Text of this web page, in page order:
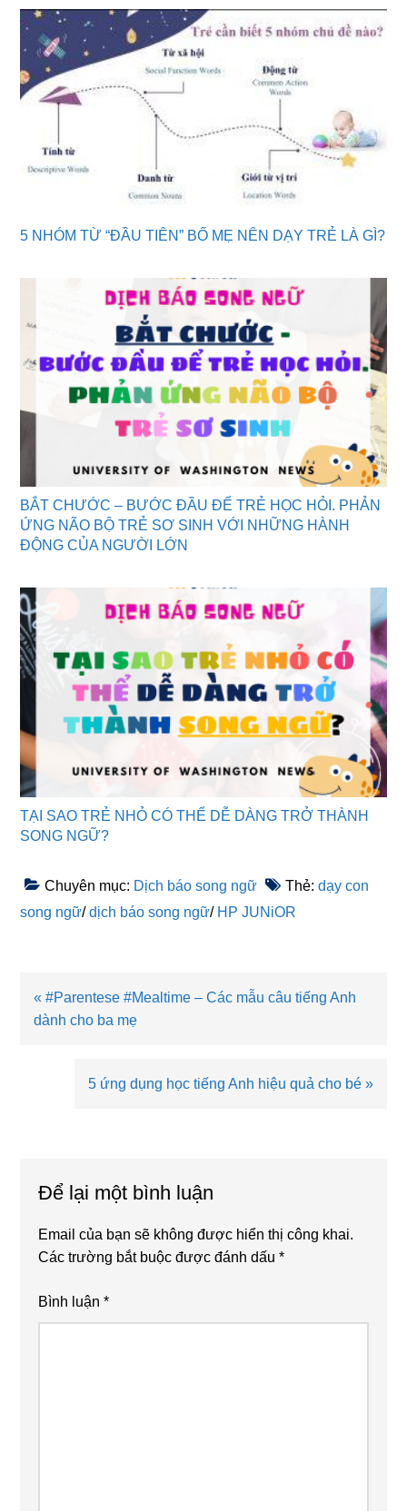
5 NHÓM TỪ “ĐẦU TIÊN” BỐ MẸ NÊN DẠY TRẺ LÀ GÌ?
BẮT CHƯỚC – BƯỚC ĐẦU ĐỂ TRẺ HỌC HỎI. PHẢN
ỨNG NÃO BỘ TRẺ SƠ SINH VỚI NHỮNG HÀNH
ĐỘNG CỦA NGƯỜI LỚN
TẠI SAO TRẺ NHỎ CÓ THỂ DỄ DÀNG TRỞ THÀNH
SONG NGỮ?
Chuyên mục: Dịch báo song ngữ Thẻ:dạy con
song ngữ/dịch báo song ngữ/ HP JUNiOR
Bài
viết
« #Parentese #Mealtime – Các mẫu câu tiếng Anh
dành cho ba mẹ
Bài
5 ứng dụng học tiếng Anh hiệu quả cho bé »
Để lại một bình luận
Email của bạn sẽ không được hiển thị công khai.
Các trường bắt buộc được đánh dấu*
Bình luận*